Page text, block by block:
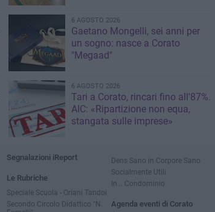
6 AGOSTO 2026
Gaetano Mongelli, sei anni per
un sogno: nasce a Corato
"Megaad"
6 AGOSTO 2026
Tari a Corato, rincari fino all'87%.
AIC: «Ripartizione non equa,
stangata sulle imprese»
Segnalazioni iReport
Le Rubriche
Speciale Scuola - Oriani Tandoi
Secondo Circolo Didattico "N.
Dens Sano in Corpore Sano
Socialmente Utili
In... Condominio
Agenda eventi di Corato